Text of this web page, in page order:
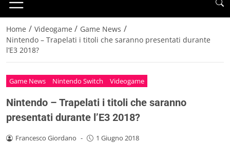
Home / Videogame / Game News /
Nintendo – Trapelati i titoli che saranno presentati durante
l’E3 2018?
Game News Nintendo Switch Videogame
Nintendo – Trapelati i titoli che saranno
presentati durante l’E3 2018?
Francesco Giordano - 1 Giugno 2018